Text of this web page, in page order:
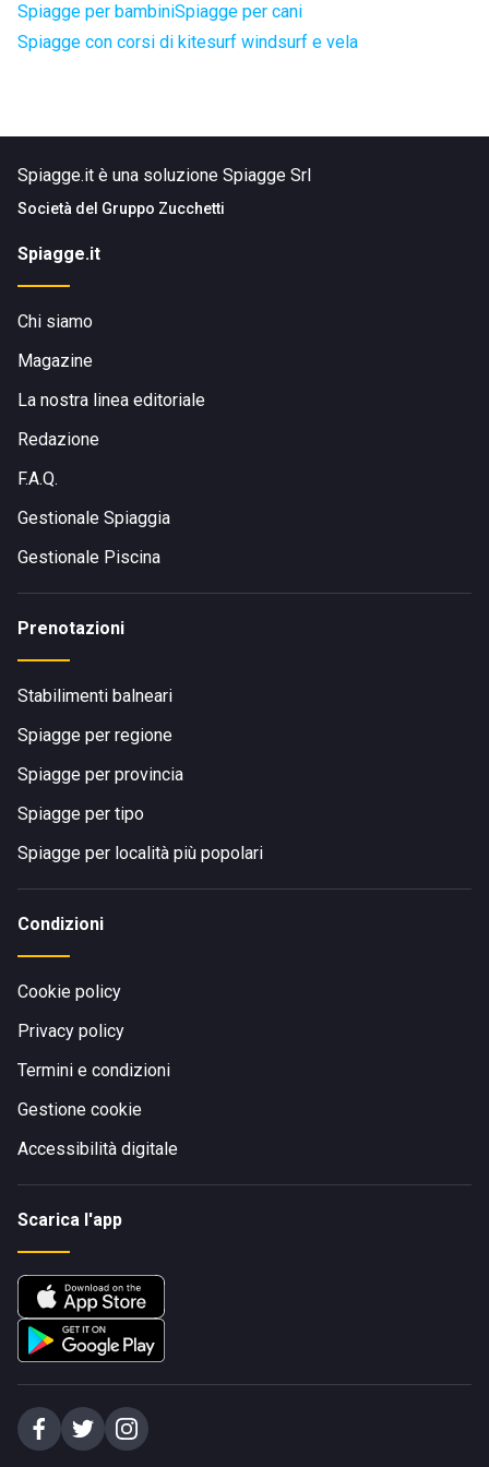
Spiagge per bambiniSpiagge per cani
Spiagge con corsi di kitesurf windsurf e vela
Spiagge.it è una soluzione Spiagge Srl
Società del Gruppo Zucchetti
Spiagge.it
Chi siamo
Magazine
La nostra linea editoriale
Redazione
F.A.Q.
Gestionale Spiaggia
Gestionale Piscina
Prenotazioni
Stabilimenti balneari
Spiagge per regione
Spiagge per provincia
Spiagge per tipo
Spiagge per località più popolari
Condizioni
Cookie policy
Privacy policy
Termini e condizioni
Gestione cookie
Accessibilità digitale
Scarica l'app